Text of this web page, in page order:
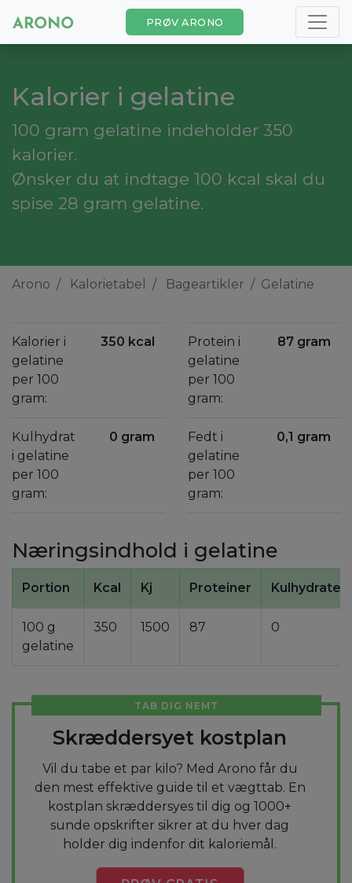
PRØV ARONO
Kalorier i gelatine
100 gram gelatine indeholder 350
kalorier.
Ønsker du at indtage 100 kcal skal du
spise 28 gram gelatine.
Arono Kalorietabel Bageartikler Gelatine
Kalorier i
gelatine
per 100
gram:
350 kcal
Kulhydrat
i gelatine
per 100
gram:
0 gram
Protein i
gelatine
per 100
gram:
87 gram
Fedt i
gelatine
per 100
gram:
0,1 gram
Næringsindhold i gelatine
Portion Kcal Kj Proteiner Kulhydrater
100 g
gelatine
350 1500 87 0
TAB DIG NEMT
Skræddersyet kostplan
Vil du tabe et par kilo? Med Arono får du
den mest effektive guide til et vægttab. En
kostplan skræddersyes til dig og 1000+
sunde opskrifter sikrer at du hver dag
holder dig indenfor dit kaloriemål.